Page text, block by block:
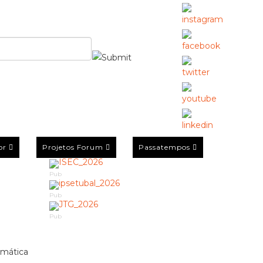
Projetos Forum Passatempos
Pub
Pub
Pub